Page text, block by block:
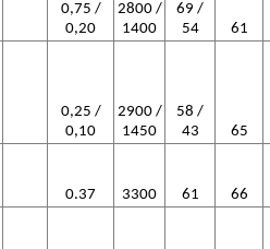
0,75 /
0,20
2800 /
1400
69 /
54
61
0,25 /
0,10
2900 /
1450
58 /
43
65
0.37 3300 61
66